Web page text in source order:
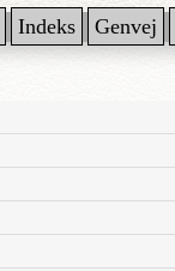
Indeks Genvej